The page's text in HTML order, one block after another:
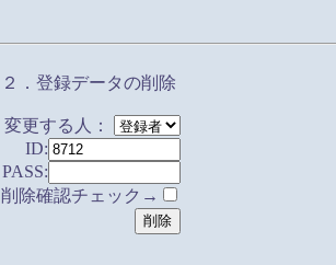
２．登録データの削除
変更する人：
ID:
PASS:
削除確認チェック→